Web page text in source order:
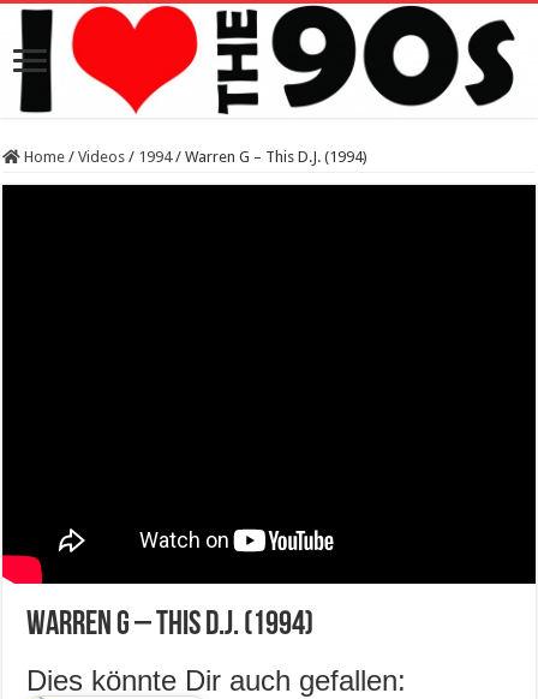
Home / Videos / 1994 / Warren G – This D.J. (1994)
Warren G – This D.J. (1994)
Dies könnte Dir auch gefallen: